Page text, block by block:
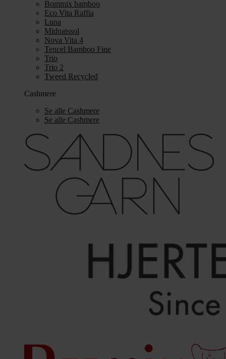
Bommix bamboo
Eco Vita Raffia
Luna
Midnatssol
Nova Vita 4
Tencel Bamboo Fine
Trio
Trio 2
Tweed Recycled
Cashmere
Se alle Cashmere
Se alle Cashmere